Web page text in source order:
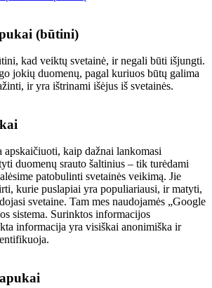
(būtini)
kad veiktų svetainė, ir negali būti išjungti.
jokių duomenų, pagal kuriuos būtų galima
ir yra ištrinami išėjus iš svetainės.
apskaičiuoti, kaip dažnai lankomasi
duomenų srauto šaltinius – tik turėdami
patobulinti svetainės veikimą. Jie
kurie puslapiai yra populiariausi, ir matyti,
svetaine. Tam mes naudojamės „Google
sistema. Surinktos informacijos
informacija yra visiškai anonimiška ir